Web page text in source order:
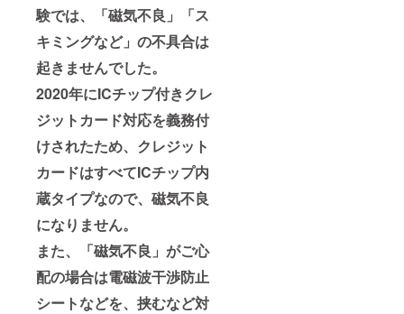
験では、「磁気不良」「ス
キミングなど」の不具合は
起きませんでした。
2020年にICチップ付きクレ
ジットカード対応を義務付
けされたため、クレジット
カードはすべてICチップ内
蔵タイプなので、磁気不良
になりません。
また、「磁気不良」がご心
配の場合は電磁波干渉防止
シートなどを、挟むなど対